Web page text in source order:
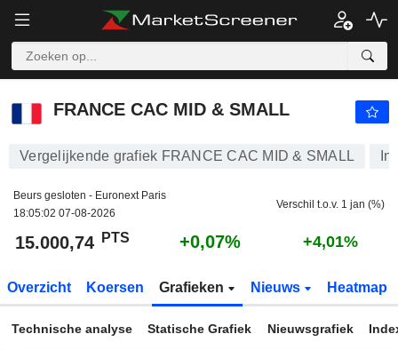
FRANCE CAC MID & SMALL
Vergelijkende grafiek FRANCE CAC MID & SMALL
Beurs gesloten - Euronext Paris
18:05:02 07-08-2026
Verschil t.o.v. 1 jan (%)
15.000,74 PTS +0,07% +4,01%
Overzicht Koersen Grafieken Nieuws Heatmap
Technische analyse Statische Grafiek Nieuwsgrafiek